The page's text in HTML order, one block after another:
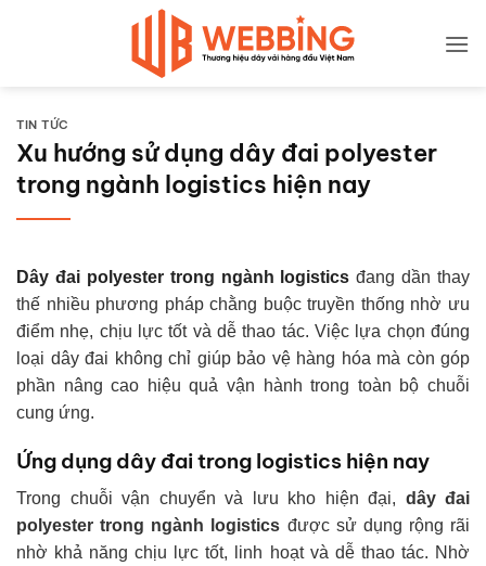
TIN TỨC
Xu hướng sử dụng dây đai polyester
trong ngành logistics hiện nay
Dây đai polyester trong ngành logistics đang dần thay
thế nhiều phương pháp chằng buộc truyền thống nhờ ưu
điểm nhẹ, chịu lực tốt và dễ thao tác. Việc lựa chọn đúng
loại dây đai không chỉ giúp bảo vệ hàng hóa mà còn góp
phần nâng cao hiệu quả vận hành trong toàn bộ chuỗi
cung ứng.
Ứng dụng dây đai trong logistics hiện nay
Trong chuỗi vận chuyển và lưu kho hiện đại, dây đai
polyester trong ngành logistics được sử dụng rộng rãi
nhờ khả năng chịu lực tốt, linh hoạt và dễ thao tác. Nhờ